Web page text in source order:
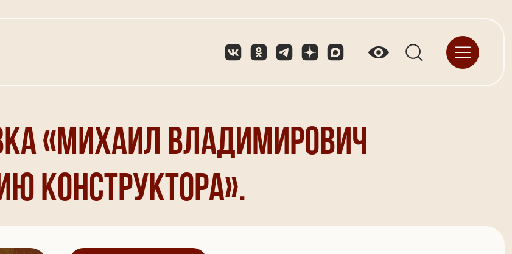
«Михаил Владимирович
конструктора».